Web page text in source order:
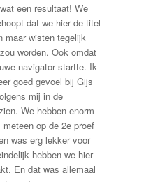
een resultaat! We
dat we hier de titel
maar wisten tegelijk
worden. Ook omdat
navigator startte. Ik
goed gevoel bij Gijs
mij in de
We hebben enorm
meteen op de 2e proef
was erg lekker voor
hebben we hier
En dat was allemaal